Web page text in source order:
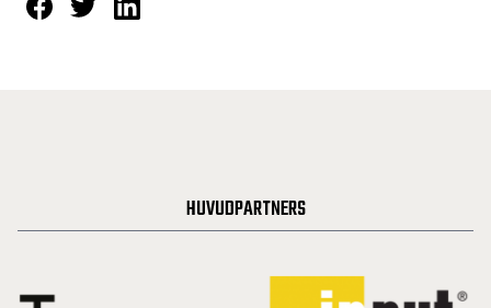
HUVUDPARTNERS